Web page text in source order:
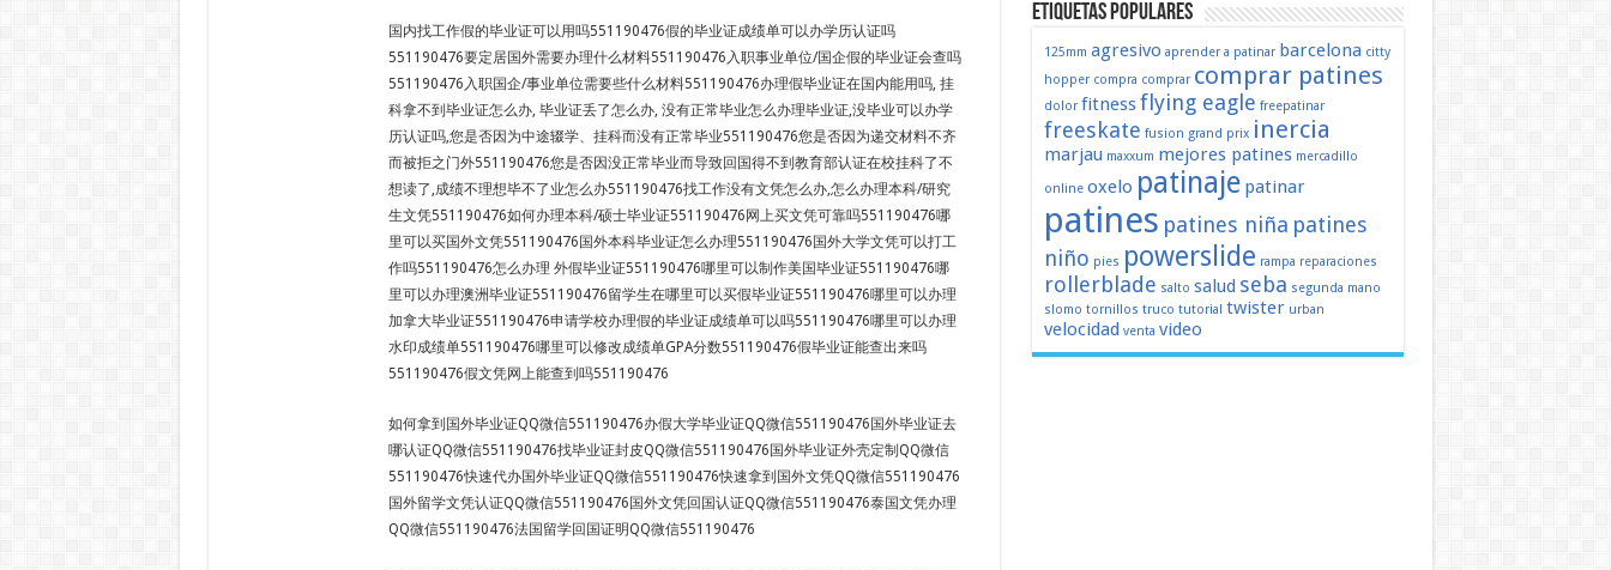
国内找工作假的毕业证可以用吗551190476假的毕业证成绩单可以办学历认证吗
551190476要定居国外需要办理什么材料551190476入职事业单位/国企假的毕业证会查吗
551190476入职国企/事业单位需要些什么材料551190476办理假毕业证在国内能用吗, 挂
科拿不到毕业证怎么办, 毕业证丢了怎么办, 没有正常毕业怎么办理毕业证,没毕业可以办学
历认证吗,您是否因为中途辍学、挂科而没有正常毕业551190476您是否因为递交材料不齐
而被拒之门外551190476您是否因没正常毕业而导致回国得不到教育部认证在校挂科了不
想读了,成绩不理想毕不了业怎么办551190476找工作没有文凭怎么办,怎么办理本科/研究
生文凭551190476如何办理本科/硕士毕业证551190476网上买文凭可靠吗551190476哪
里可以买国外文凭551190476国外本科毕业证怎么办理551190476国外大学文凭可以打工
作吗551190476怎么办理 外假毕业证551190476哪里可以制作美国毕业证551190476哪
里可以办理澳洲毕业证551190476留学生在哪里可以买假毕业证551190476哪里可以办理
加拿大毕业证551190476申请学校办理假的毕业证成绩单可以吗551190476哪里可以办理
水印成绩单551190476哪里可以修改成绩单GPA分数551190476假毕业证能查出来吗
551190476假文凭网上能查到吗551190476
如何拿到国外毕业证QQ微信551190476办假大学毕业证QQ微信551190476国外毕业证去
哪认证QQ微信551190476找毕业证封皮QQ微信551190476国外毕业证外壳定制QQ微信
551190476快速代办国外毕业证QQ微信551190476快速拿到国外文凭QQ微信551190476
国外留学文凭认证QQ微信551190476国外文凭回国认证QQ微信551190476泰国文凭办理
QQ微信551190476法国留学回国证明QQ微信551190476
Etiquetas populares
125mm agresivo aprender a patinar barcelona citty
hopper compra comprar comprar patines
dolor fitnessflying eagle freepatinar
freeskate fusion grand prix inercia
marjau maxxum mejores patines mercadillo
online oxelo patinaje patinar
patines patines niña patines
niño pies powerslide rampa reparaciones
rollerblade salto salud seba segunda mano
slomo tornillos truco tutorial twister urban
velocidad venta video